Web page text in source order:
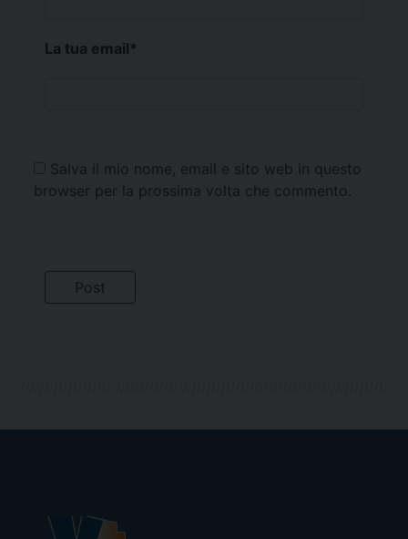
La tua email*
Salva il mio nome, email e sito web in questo
browser per la prossima volta che commento.